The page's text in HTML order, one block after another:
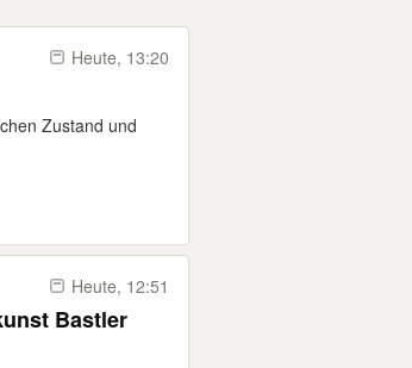
Heute, 13:20
Zustand und
Heute, 12:51
Bastler